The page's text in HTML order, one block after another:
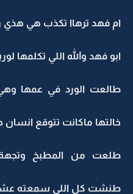
ام فهد ترهاا تكذب هي
ابو فهد والله اللي تكلمها
طالعت الورد في عمها
خالتها ماكانت تتوقع
طلعت من المطبخ
طنشت كل اللي سمعته